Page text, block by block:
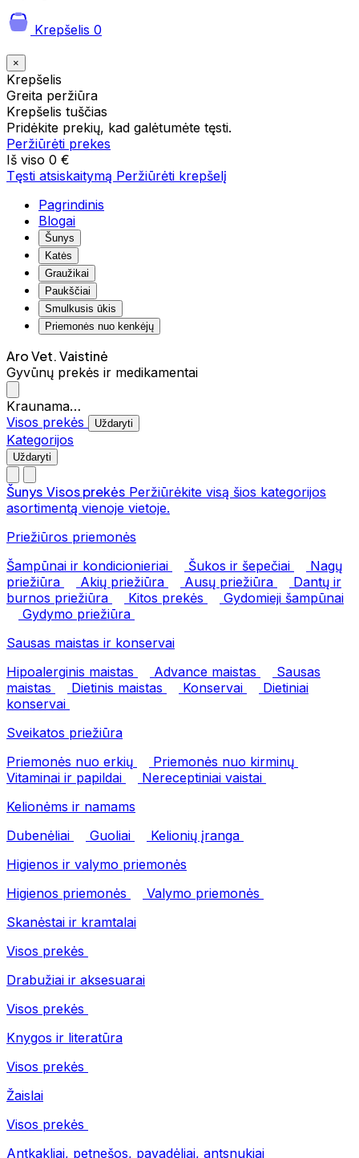
Krepšelis 0
×
Krepšelis
Greita peržiūra
Krepšelis tuščias
Pridėkite prekių, kad galėtumėte tęsti.
Peržiūrėti prekes
Iš viso 0 €
Tęsti atsiskaitymą Peržiūrėti krepšelį
Pagrindinis
Blogai
Šunys
Katės
Graužikai
Paukščiai
Smulkusis ūkis
Priemonės nuo kenkėjų
Aro Vet. Vaistinė
Gyvūnų prekės ir medikamentai
Kraunama…
Visos prekės
Uždaryti
Kategorijos
Uždaryti
Šunys Visos prekės Peržiūrėkite visą šios kategorijos
asortimentą vienoje vietoje.
Priežiūros priemonės
Šampūnai ir kondicionieriai
Šukos ir šepečiai
Nagų
priežiūra
Akių priežiūra Ausų priežiūra
Dantų ir
burnos priežiūra
Kitos prekės
Gydomieji šampūnai
Gydymo priežiūra
Sausas maistas ir konservai
Hipoalerginis maistas
Advance maistas
Sausas
maistas
Dietinis maistas Konservai
Dietiniai
konservai
Sveikatos priežiūra
Priemonės nuo erkių
Priemonės nuo kirminų
Vitaminai ir papildai
Nereceptiniai vaistai
Kelionėms ir namams
Dubenėliai
Guoliai
Kelionių įranga
Higienos ir valymo priemonės
Higienos priemonės
Valymo priemonės
Skanėstai ir kramtalai
Visos prekės
Drabužiai ir aksesuarai
Visos prekės
Knygos ir literatūra
Visos prekės
Žaislai
Visos prekės
Antkakliai, petnešos, pavadėliai, antsnukiai